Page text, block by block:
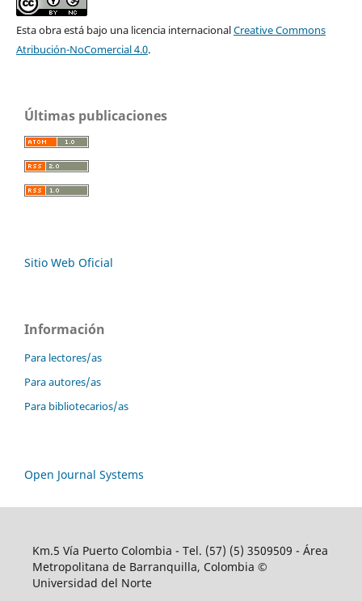
Esta obra está bajo una licencia internacionalCreative Commons
Atribución-NoComercial 4.0.
Últimas publicaciones
Sitio Web Oficial
Información
Para lectores/as
Para autores/as
Para bibliotecarios/as
Open Journal Systems
Km.5 Vía Puerto Colombia - Tel. (57) (5) 3509509 - Área
Metropolitana de Barranquilla, Colombia ©
Universidad del Norte